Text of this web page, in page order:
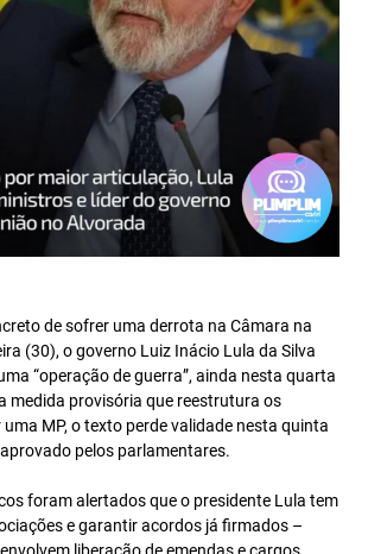
de sofrer uma derrota na Câmara na
(30), o governo Luiz Inácio Lula da Silva
“operação de guerra”, ainda nesta quarta
medida provisória que reestrutura os
MP, o texto perde validade nesta quinta
pelos parlamentares.
foram alertados que o presidente Lula tem
e garantir acordos já firmados –